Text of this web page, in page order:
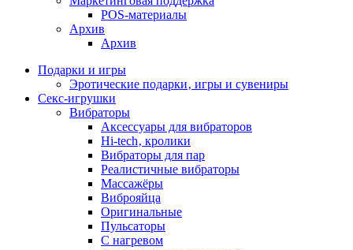
POS-материалы
Архив
Архив
Подарки и игры
Эротические подарки‚ игры и сувениры
Секс-игрушки
Вибраторы
Аксессуары для вибраторов
Hi-tech‚ кролики
Вибраторы для пар
Реалистичные вибраторы
Массажёры
Виброяйца
Оригинальные
Пульсаторы
С нагревом